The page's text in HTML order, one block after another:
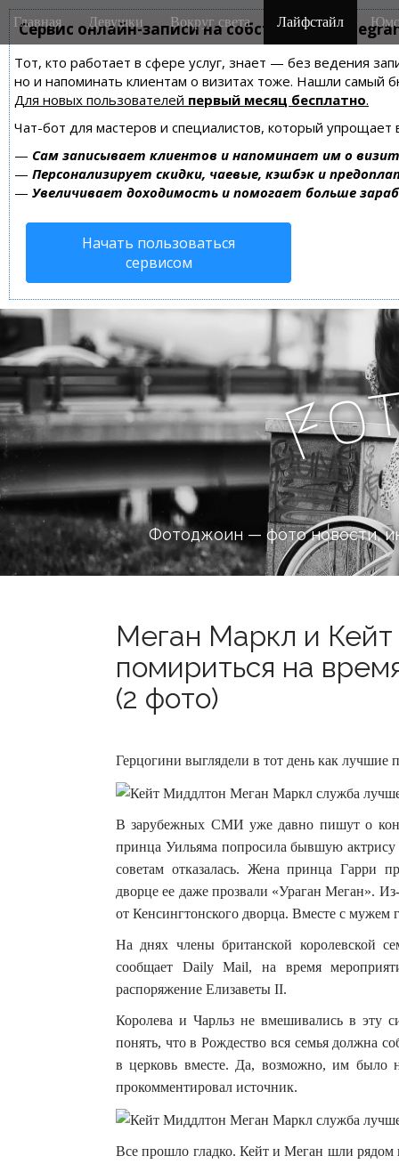
Сервис онлайн-записи на собственном
Тот, кто работает в сфере услуг, знает — без ведения
но и напоминать клиентам о визитах тоже. Нашли самый
Для новых пользователей первый месяц бесплатно.
Чат-бот для мастеров и специалистов, который упрощает
— Сам записывает клиентов и напоминает им о
— Персонализирует скидки, чаевые, кэшбэк и
— Увеличивает доходимость и помогает больше
Начать пользоваться
сервисом
M
a
n
m
e
n
u
i
Главная Девушки Вокруг света Лайфстайл
Fo
Фотоджоин — фото новости,
Меган Маркл и
помириться на
(2 фото)
Герцогини выглядели в тот день как лучшие
В зарубежных СМИ уже давно пишут о
принца Уильяма попросила бывшую актрису
советам отказалась. Жена принца Гарри
дворце ее даже прозвали «Ураган Меган».
от Кенсингтонского дворца. Вместе с мужем
На днях члены британской королевской
сообщает Daily Mail, на время
распоряжение Елизаветы II.
Королева и Чарльз не вмешивались в эту
понять, что в Рождество вся семья должна
в церковь вместе. Да, возможно, им было
прокомментировал источник.
Все прошло гладко. Кейт и Меган шли